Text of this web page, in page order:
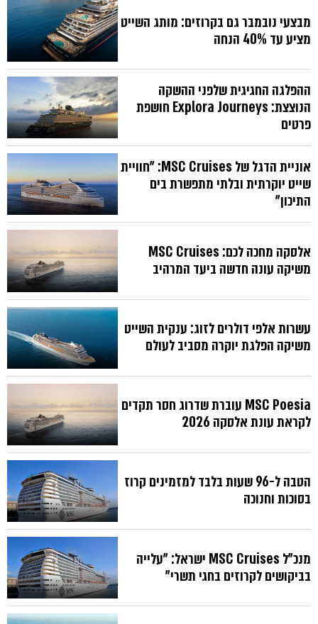
מבצעי נובמבר גם בקרוזים: מותג השייט
מציע עד 40% הנחה
ההפלגה החגיגית שלפני ההשקה
הנוצצת: Explora Journeys חושפת
פרטים
אוניית הדגל של MSC Cruises: "חוויית
שייט יוקרתית ובלתי מתפשרת בים
התיכון"
אלסקה מחכה לכם: MSC Cruises
משיקה עונה חדשה ביעד המרהיב
עשרות אלפי דולרים לזוג: ענקית השייט
משיקה הפלגת יוקרה מסביב לעולם
MSC Poesia עוברת שדרוג חסר תקדים
לקראת עונת אלסקה 2026
הטבה ל-96 שעות בלבד למזמינים קרוז
בסוכות וחנוכה
מנכ"ל MSC Cruises ישראל: "עלייה
בביקושים לקרוזים בחגי תשרי"